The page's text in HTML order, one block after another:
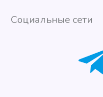
Социальные сети